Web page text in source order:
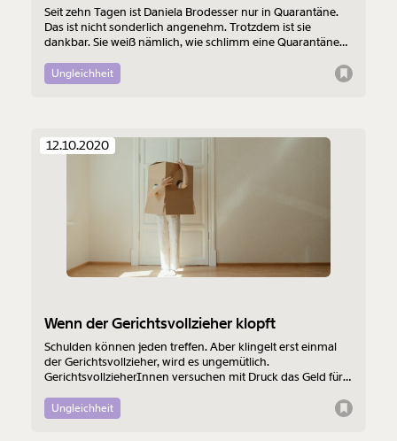
Weiter
1/3
Seit zehn Tagen ist Daniela Brodesser nur in Quarantäne.
Das ist nicht sonderlich angenehm. Trotzdem ist sie
dankbar. Sie weiß nämlich, wie schlimm eine Quarantäne
Ungleichheit
12.10.2020
Wenn der Gerichtsvollzieher klopft
Schulden können jeden treffen. Aber klingelt erst einmal
der Gerichtsvollzieher, wird es ungemütlich.
GerichtsvollzieherInnen versuchen mit Druck das Geld für
Ungleichheit